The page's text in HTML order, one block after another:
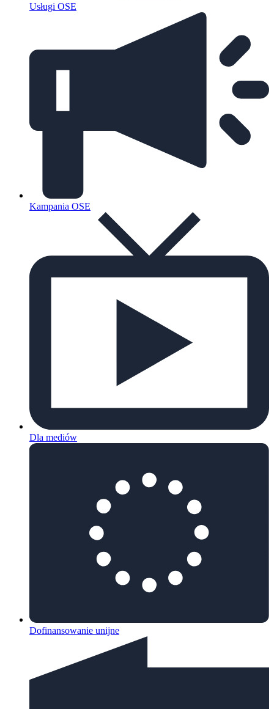
Usługi OSE
Kampania OSE
Dla mediów
Dofinansowanie unijne